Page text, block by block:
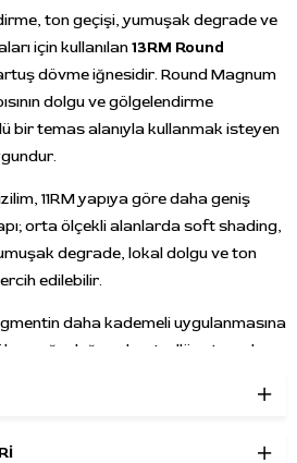
ton geçişi, yumuşak degrade ve
için kullanılan13RM Round
dövme iğnesidir. Round Magnum
dolgu ve gölgelendirme
bir temas alanıyla kullanmak isteyen
11RM yapıya göre daha geniş
orta ölçekli alanlarda soft shading,
degrade, lokal dolgu ve ton
edilebilir.
daha kademeli uygulanmasına
yoğunluğunu kontrollü artırmak,
ve orta ölçekli alanlarda
için pratik bir kullanım